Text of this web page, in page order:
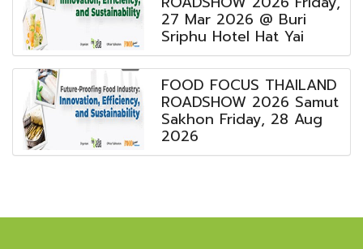
27 Mar 2026 @ Buri
Sriphu Hotel Hat Yai
FOOD FOCUS THAILAND
ROADSHOW 2026 Samut
Sakhon Friday, 28 Aug
2026